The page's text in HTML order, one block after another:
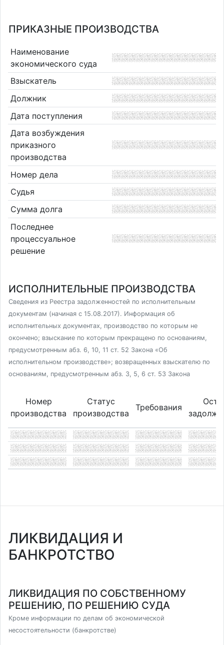
ПРИКАЗНЫЕ ПРОИЗВОДСТВА
Наименование
экономического суда
Взыскатель
Должник
Дата поступления
Дата возбуждения
приказного
производства
Номер дела
Судья
Сумма долга
Последнее
процессуальное
решение
ИСПОЛНИТЕЛЬНЫЕ ПРОИЗВОДСТВА
Сведения из Реестра задолженностей по исполнительным
документам (начиная с 15.08.2017). Информация об
исполнительных документах, производство по которым не
окончено; взыскание по которым прекращено по основаниям,
предусмотренным абз. 6, 10, 11 ст. 52 Закона «Об
исполнительном производстве»; возвращенных взыскателю по
основаниям, предусмотренным абз. 3, 5, 6 ст. 53 Закона
Номер
производства
Статус
производства
Требования
ЛИКВИДАЦИЯ И
БАНКРОТСТВО
ЛИКВИДАЦИЯ ПО СОБСТВЕННОМУ
РЕШЕНИЮ, ПО РЕШЕНИЮ СУДА
Кроме информации по делам об экономической
несостоятельности (банкротстве)